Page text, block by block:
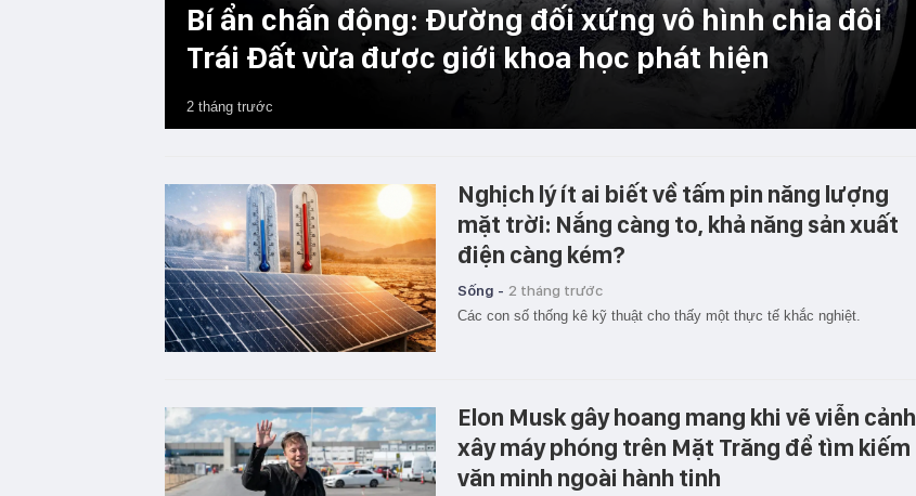
Bí ẩn chấn động: Đường đối xứng vô hình chia đôi
Trái Đất vừa được giới khoa học phát hiện
2 tháng trước
Nghịch lý ít ai biết về tấm pin năng lượng
mặt trời: Nắng càng to, khả năng sản xuất
điện càng kém?
Sống - 2 tháng trước
Các con số thống kê kỹ thuật cho thấy một thực tế khắc nghiệt.
Elon Musk gây hoang mang khi vẽ viễn cảnh
xây máy phóng trên Mặt Trăng để tìm kiếm
văn minh ngoài hành tinh